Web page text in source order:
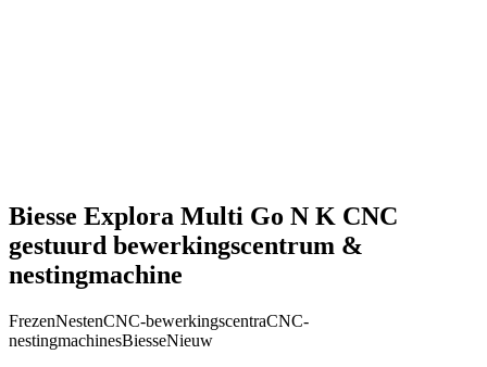
Biesse Explora Multi Go N K CNC
gestuurd bewerkingscentrum &
nestingmachine
FrezenNestenCNC-bewerkingscentraCNC-
nestingmachinesBiesseNieuw